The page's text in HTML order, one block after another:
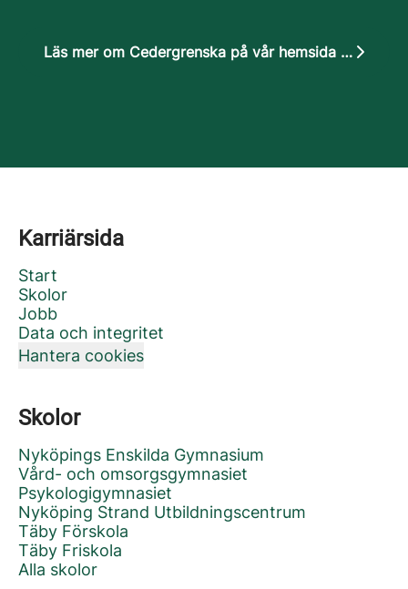
Läs mer om Cedergrenska på vår hemsida cedergrenska.se
Karriärsida
Start
Skolor
Jobb
Data och integritet
Hantera cookies
Skolor
Nyköpings Enskilda Gymnasium
Vård- och omsorgsgymnasiet
Psykologigymnasiet
Nyköping Strand Utbildningscentrum
Täby Förskola
Täby Friskola
Alla skolor